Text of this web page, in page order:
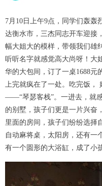
7月10日上午9点，同学们轰轰
达衡水市，三杰同志开车迎接
幅大姐大的模样，带领我们雄
听听名字就感觉高大尚呀！大
华的大包间，订了一桌1688元
上完就疯在了一处。吃完饭，
——“琴瑟客栈”。一进去，就
的别墅，孩子们更是一片兴奋
里面的房间，孩子们纷纷选择
自动麻将桌，太阳房，还有一
有一个圆形的大浴缸，成了小